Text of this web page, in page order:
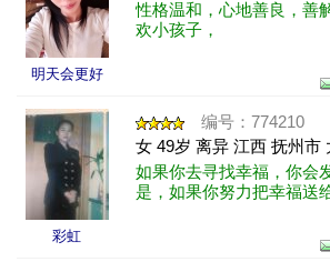
明天会更好
性格温和，心地善良，善
欢小孩子，
彩虹
编号：774210
女 49岁 离异 江西 抚州市
如果你去寻找幸福，你会
是，如果你努力把幸福送
时,原来世界都会变得很可